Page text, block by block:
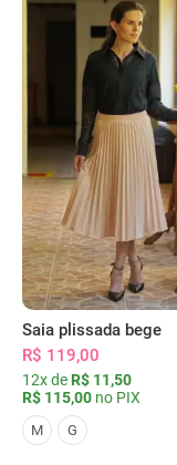
Saia plissada bege
R$ 119,00
12x de R$ 11,50
R$ 115,00 no PIX
M G